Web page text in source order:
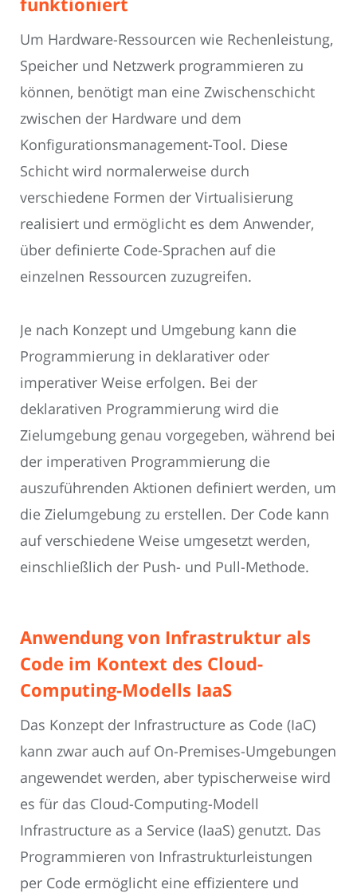
Um Hardware-Ressourcen wie Rechenleistung,
Speicher und Netzwerk programmieren zu
können, benötigt man eine Zwischenschicht
zwischen der Hardware und dem
Konfigurationsmanagement-Tool. Diese
Schicht wird normalerweise durch
verschiedene Formen der Virtualisierung
realisiert und ermöglicht es dem Anwender,
über definierte Code-Sprachen auf die
einzelnen Ressourcen zuzugreifen.
Je nach Konzept und Umgebung kann die
Programmierung in deklarativer oder
imperativer Weise erfolgen. Bei der
deklarativen Programmierung wird die
Zielumgebung genau vorgegeben, während bei
der imperativen Programmierung die
auszuführenden Aktionen definiert werden, um
die Zielumgebung zu erstellen. Der Code kann
auf verschiedene Weise umgesetzt werden,
einschließlich der Push- und Pull-Methode.
Anwendung von Infrastruktur als
Code im Kontext des Cloud-
Computing-Modells IaaS
Das Konzept der Infrastructure as Code (IaC)
kann zwar auch auf On-Premises-Umgebungen
angewendet werden, aber typischerweise wird
es für das Cloud-Computing-Modell
Infrastructure as a Service (IaaS) genutzt. Das
Programmieren von Infrastrukturleistungen
per Code ermöglicht eine effizientere und